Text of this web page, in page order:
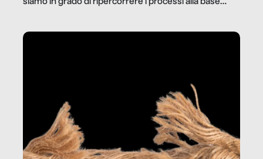
dietro gli oggetti e i servizi che fanno la nostra vita